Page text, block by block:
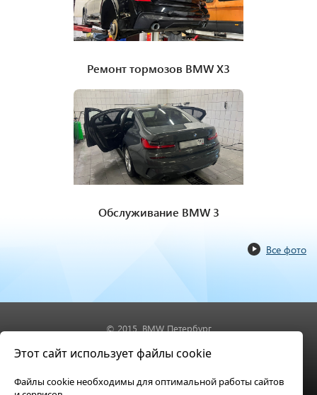
Ремонт тормозов BMW X3
Обслуживание BMW 3
Все фото
© 2015, BMW Петербург
Адрес: Санкт-Петербург, ул. Софийская, д. 8
Этот сайт использует файлы cookie
Файлы cookie необходимы для оптимальной работы сайтов